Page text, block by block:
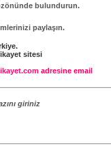
bulundurun.
paylaşın.
.
sitesi
adresine email
giriniz